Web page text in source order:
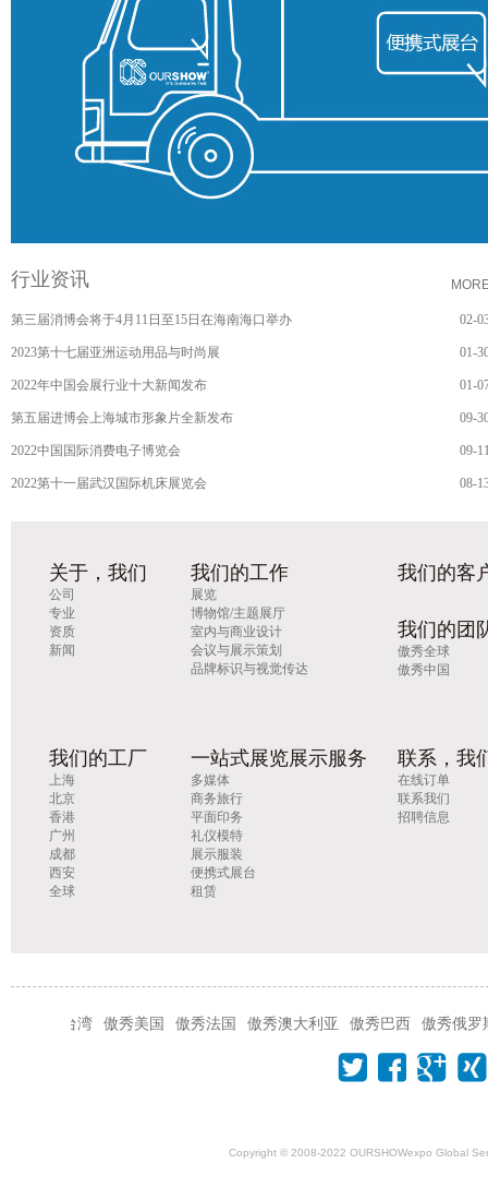
行业资讯
02-
第三届消博会将于4月11日至15日在海南海口举办
01-
2023第十七届亚洲运动用品与时尚展
01-
2022年中国会展行业十大新闻发布
09-
第五届进博会上海城市形象片全新发布
09-
2022中国国际消费电子博览会
08-
2022第十一届武汉国际机床展览会
关于，我们
公司
专业
资质
新闻
我们的工作
展览
博物馆/主题展厅
室内与商业设计
会议与展示策划
品牌标识与视觉传达
我们的客
我们的团
傲秀全球
傲秀中国
我们的工厂
上海
北京
香港
广州
成都
西安
全球
一站式展览展示服务
多媒体
商务旅行
平面印务
礼仪模特
展示服装
便携式展台
租赁
联系，我
在线订单
联系我们
招聘信息
傲秀美国 傲秀法国 傲秀澳大利亚 傲秀巴西 傲秀俄罗斯
Copyright © 2008-2022 OURSHOWexpo Global